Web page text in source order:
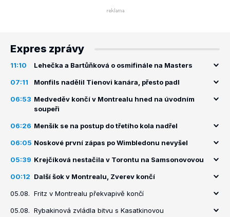
Expres zprávy
11:10 Lehečka a Bartůňková o osmifinále na Masters
07:11 Monfils nadělil Tienovi kanára, přesto padl
06:53 Medveděv končí v Montrealu hned na úvodním
soupeři
06:26 Menšík se na postup do třetího kola nadřel
06:05 Noskové první zápas po Wimbledonu nevyšel
05:39 Krejčíková nestačila v Torontu na Samsonovovou
00:12 Další šok v Montrealu, Zverev končí
05.08. Fritz v Montrealu překvapivě končí
05.08. Rybakinová zvládla bitvu s Kasatkinovou